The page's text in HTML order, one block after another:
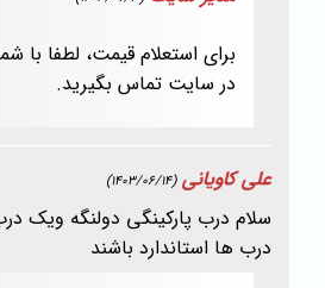
برای استعلام قیمت، لطفا با
در سایت تماس بگیرید.
علی کاویانی (1403/06/14)
سلام درب پارکینگی دولنگه ویک
درب ها استاندارد باشند